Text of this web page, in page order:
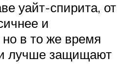
уайт-спирита, от
и
в то же время
лучше защищают